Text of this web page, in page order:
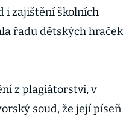
i zajištění školních
řadu dětských hraček
z plagiátorství, v
soud, že její píseň